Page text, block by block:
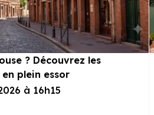
? Découvrez les
plein essor
à 16h15